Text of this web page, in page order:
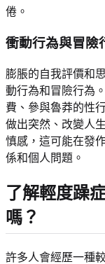
倦。
衝動行為與冒險
膨脹的自我評價和
動行為和冒險行為
費、參與魯莽的性
做出突然、改變人
慎感，這可能在發
係和個人問題。
了解輕度躁
嗎？
許多人會經歷一種